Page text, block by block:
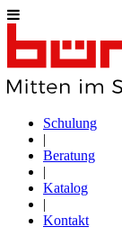
Schulung
|
Beratung
|
Katalog
|
Kontakt